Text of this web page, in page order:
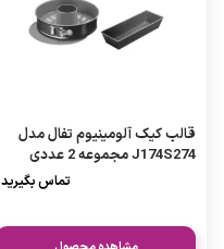
قالب کیک آلومینیوم تفال مدل
J174S274 مجموعه 2 عددی
تماس بگیرید